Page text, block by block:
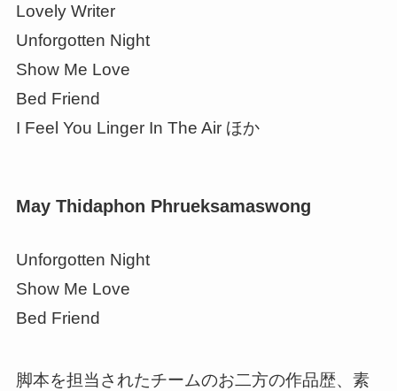
Lovely Writer
Unforgotten Night
Show Me Love
Bed Friend
I Feel You Linger In The Air ほか
May Thidaphon Phrueksamaswong
Unforgotten Night
Show Me Love
Bed Friend
脚本を担当されたチームのお二方の作品歴、素